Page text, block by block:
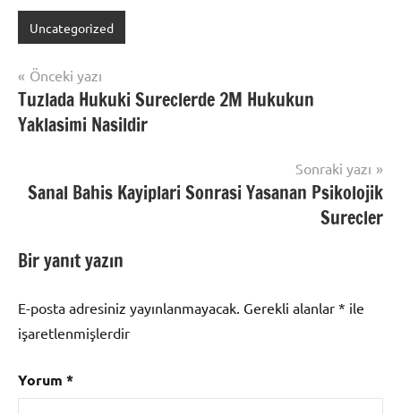
Uncategorized
Yazı
gezinmesi
Önceki yazı
Tuzlada Hukuki Sureclerde 2M Hukukun
Yaklasimi Nasildir
Sonraki yazı
Sanal Bahis Kayiplari Sonrasi Yasanan Psikolojik
Surecler
Bir yanıt yazın
E-posta adresiniz yayınlanmayacak. Gerekli alanlar * ile
işaretlenmişlerdir
Yorum *